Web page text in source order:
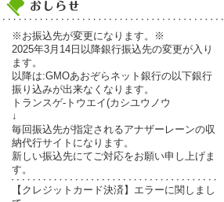
※お振込先が変更になります。※
2025年3月14日以降銀行振込先の変更が入り
ます。
以降は:GMOあおぞらネット銀行の以下銀行
振り込みが出来なくなります。
トランスゲ-トウエイ(カシユウノウ
↓
毎回振込先が指定されるアナザーレーンの収
納代行サイトになります。
新しい振込先にてご対応をお願い申し上げま
す。
【クレジットカード決済】エラーに関しまし